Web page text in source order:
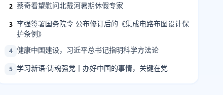
2 蔡奇看望慰问北戴河暑期休假专家
3 李强签署国务院令 公布修订后的《集成电路布图设计保
护条例》
4 健康中国建设，习近平总书记指明科学方法论
5 学习新语·铸魂强党丨办好中国的事情，关键在党